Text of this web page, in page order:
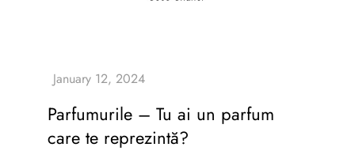
Parfumurile – Tu ai un parfum
care te reprezintă?